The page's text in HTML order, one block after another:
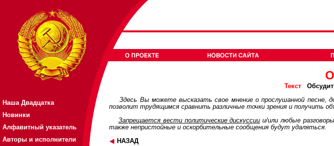
Наша Двадцатка
Новинки
Алфавитный указатель
Авторы и исполнители
Текст
Здесь Вы можете высказать свое мнение о прослушанной
позволит трудящимся сравнить различные точки зрения и получить
Запрещается вести политические дискуcсии и/или любые
также непристойные и оскорбительные сообщения будут удаляться.
НАЗАД